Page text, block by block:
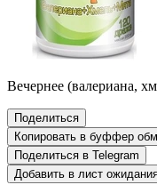
Вечернее (валериана,
Поделиться
Копировать в буффер
Поделиться в Telegram
Добавить в лист